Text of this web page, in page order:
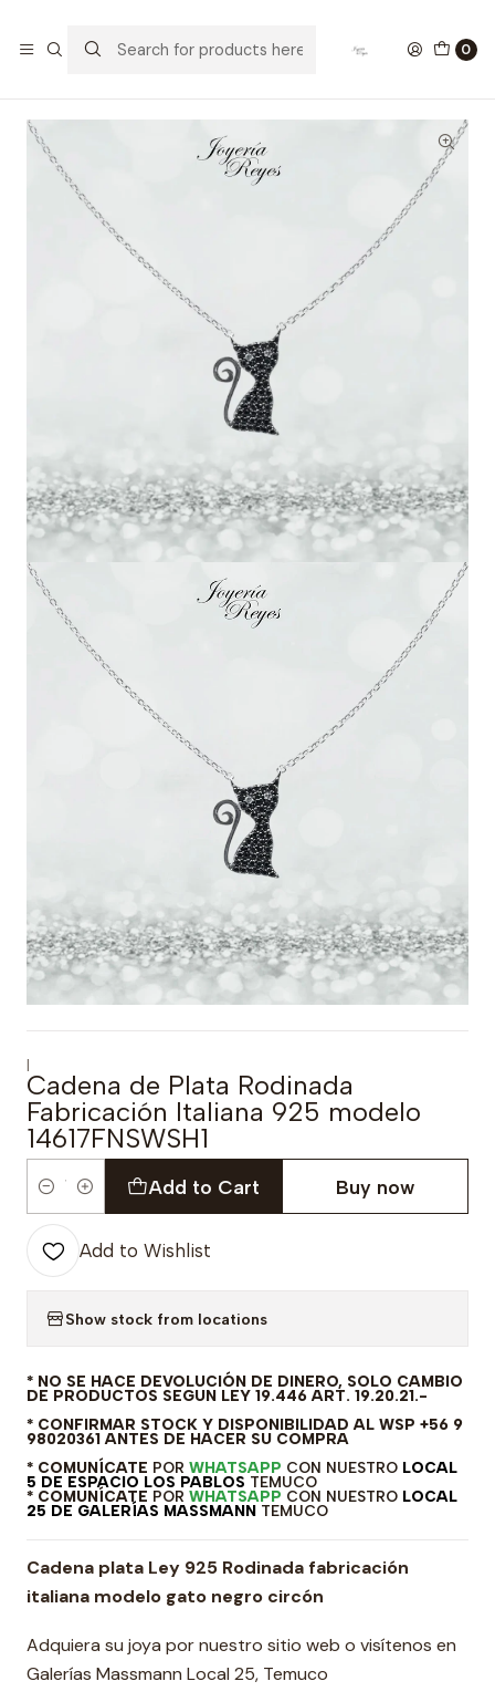
0
Cadena de Plata Rodinada Fabricación Italiana 925 modelo
14617FNSWSH1
|
Cadena de Plata Rodinada
Fabricación Italiana 925 modelo
14617FNSWSH1
Quantity
Add to Cart Buy now
Add to Wishlist
Show stock from locations
* NO SE HACE DEVOLUCIÓN DE DINERO, SOLO CAMBIO
DE PRODUCTOS SEGUN LEY 19.446 ART. 19.20.21.-
* CONFIRMAR STOCK Y DISPONIBILIDAD AL WSP +56 9
98020361 ANTES DE HACER SU COMPRA
* COMUNÍCATE POR WHATSAPP CON NUESTRO LOCAL
5 DE ESPACIO LOS PABLOS TEMUCO
* COMUNÍCATE POR WHATSAPP CON NUESTRO LOCAL
25 DE GALERÍAS MASSMANN TEMUCO
Cadena plata Ley 925 Rodinada fabricación
italiana modelo gato negro circón
Adquiera su joya por nuestro sitio web o visítenos en
Galerías Massmann Local 25, Temuco